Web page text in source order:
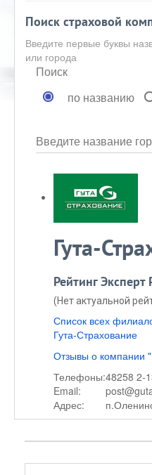
Поиск страховой
Введите первые буквы
или города
Поиск
по названию
Введите название
Гута-
Рейтинг Эксперт
(Нет актуальной
Список всех
Гута-Страхование
Отзывы о компании
Телефоны:48258 2-
Email:
Адрес: